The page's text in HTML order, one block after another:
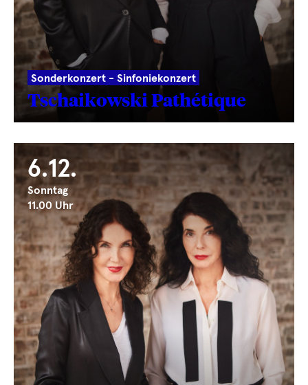
Sonderkonzert - Sinfoniekonzert
Tschaikowski Pathétique
6.12.
Sonntag
11.00 Uhr